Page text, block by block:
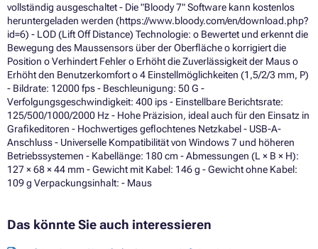
vollständig ausgeschaltet - Die "Bloody 7" Software kann kostenlos
heruntergeladen werden (https://www.bloody.com/en/download.php?
id=6) - LOD (Lift Off Distance) Technologie: o Bewertet und erkennt die
Bewegung des Maussensors über der Oberfläche o korrigiert die
Position o Verhindert Fehler o Erhöht die Zuverlässigkeit der Maus o
Erhöht den Benutzerkomfort o 4 Einstellmöglichkeiten (1,5/2/3 mm, P)
- Bildrate: 12000 fps - Beschleunigung: 50 G -
Verfolgungsgeschwindigkeit: 400 ips - Einstellbare Berichtsrate:
125/500/1000/2000 Hz - Hohe Präzision, ideal auch für den Einsatz in
Grafikeditoren - Hochwertiges geflochtenes Netzkabel - USB-A-
Anschluss - Universelle Kompatibilität von Windows 7 und höheren
Betriebssystemen - Kabellänge: 180 cm - Abmessungen (L × B × H):
127 × 68 × 44 mm - Gewicht mit Kabel: 146 g - Gewicht ohne Kabel:
109 g Verpackungsinhalt: - Maus
Das könnte Sie auch interessieren